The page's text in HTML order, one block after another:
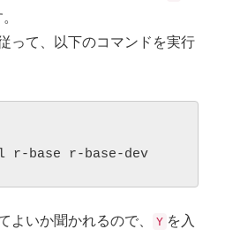
って、以下のコマンドを実行
base r-base-dev
よいか聞かれるので、 Y を入